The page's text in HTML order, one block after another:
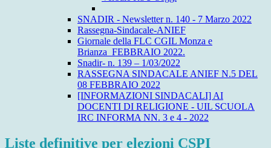
SNADIR - Newsletter n. 140 - 7 Marzo 2022
Rassegna-Sindacale-ANIEF
Giornale della FLC CGIL Monza e
Brianza_FEBBRAIO 2022.
Snadir- n. 139 – 1/03/2022
RASSEGNA SINDACALE ANIEF N.5 DEL
08 FEBBRAIO 2022
[INFORMAZIONI SINDACALI] AI
DOCENTI DI RELIGIONE - UIL SCUOLA
IRC INFORMA NN. 3 e 4 - 2022
Liste definitive per elezioni CSPI